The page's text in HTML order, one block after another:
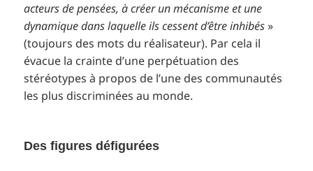
acteurs de pensées, à créer un mécanisme et une
dynamique dans laquelle ils cessent d’être inhibés»
(toujours des mots du réalisateur). Par cela il
évacue la crainte d’une perpétuation des
stéréotypes à propos de l’une des communautés
les plus discriminées au monde.
Des figures défigurées